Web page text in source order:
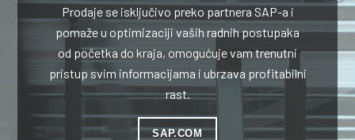
Prodaje se isključivo preko partnera SAP-a i
pomaže u optimizaciji vaših radnih postupaka
od početka do kraja, omogućuje vam trenutni
pristup svim informacijama i ubrzava profitabilni
rast.
SAP.COM